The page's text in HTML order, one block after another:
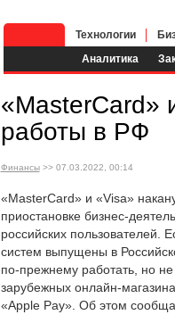
Аналитика
Технологии
«MasterCard»
работы в РФ
Финансы>> 07.03.2022, 00:14
«MasterCard» и «Visa»
приостановке бизнес-
российских пользователей.
систем выпущены в
по-прежнему работать, но не
зарубежных онлайн-
«Apple Pay». Об этом